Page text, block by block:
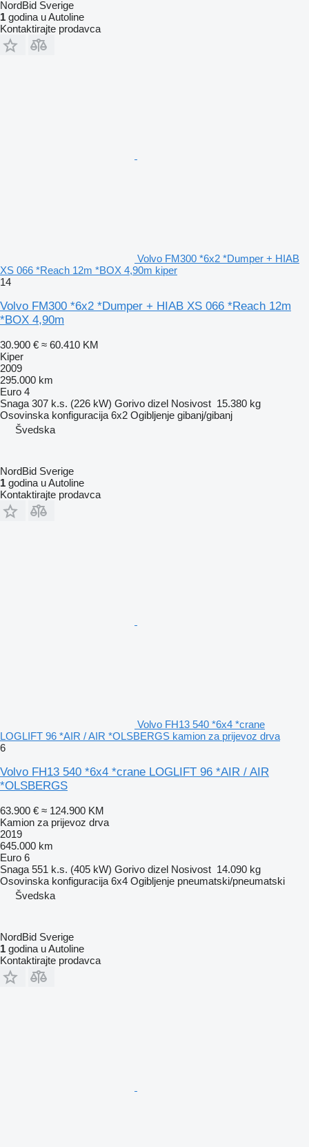
NordBid Sverige
1 godina u Autoline
Kontaktirajte prodavca
Volvo FM300 *6x2 *Dumper + HIAB
XS 066 *Reach 12m *BOX 4,90m kiper
14
Volvo FM300 *6x2 *Dumper + HIAB XS 066 *Reach 12m
*BOX 4,90m
30.900 € ≈ 60.410 KM
Kiper
2009
295.000 km
Euro 4
Snaga 307 k.s. (226 kW) Gorivo dizel Nosivost 15.380 kg
Osovinska konfiguracija 6x2 Ogibljenje gibanj/gibanj
Švedska
NordBid Sverige
1 godina u Autoline
Kontaktirajte prodavca
Volvo FH13 540 *6x4 *crane
LOGLIFT 96 *AIR / AIR *OLSBERGS kamion za prijevoz drva
6
Volvo FH13 540 *6x4 *crane LOGLIFT 96 *AIR / AIR
*OLSBERGS
63.900 € ≈ 124.900 KM
Kamion za prijevoz drva
2019
645.000 km
Euro 6
Snaga 551 k.s. (405 kW) Gorivo dizel Nosivost 14.090 kg
Osovinska konfiguracija 6x4 Ogibljenje pneumatski/pneumatski
Švedska
NordBid Sverige
1 godina u Autoline
Kontaktirajte prodavca